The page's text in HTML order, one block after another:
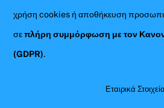
χρήση cookies ή αποθήκευση
σεπλήρη συμμόρφωση με τον
(GDPR).
Εταιρικά Στοιχεία